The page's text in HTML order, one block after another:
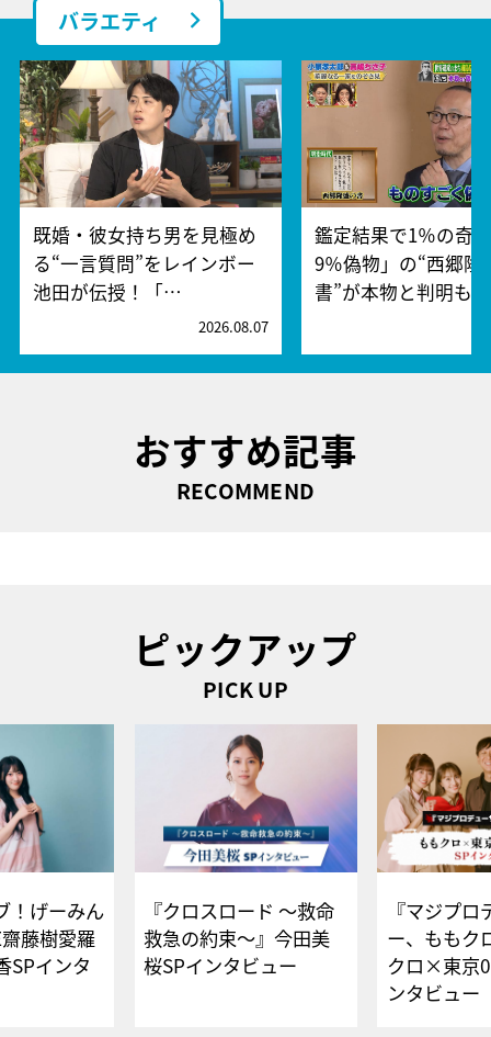
バラエティ
既婚・彼女持ち男を見極め
る“一言質問”をレインボー
池田が伝授！「…
2026.08.07
鑑定結果で1％の奇
9％偽物」の“西郷隆
書”が本物と判明も…
おすすめ記事
RECOMMEND
ピックアップ
PICK UP
！げーみん
藤樹愛羅
SPインタ
『クロスロード ～救命
救急の約束～』今田美
桜SPインタビュー
『マジプロ
ー、ももク
クロ×東京
ンタビュー